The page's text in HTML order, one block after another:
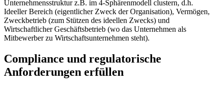
Unternehmensstruktur z.B. im 4-Sphärenmodell clustern, d.h.
Ideeller Bereich (eigentlicher Zweck der Organisation), Vermögen,
Zweckbetrieb (zum Stützen des ideellen Zwecks) und
Wirtschaftlicher Geschäftsbetrieb (wo das Unternehmen als
Mitbewerber zu Wirtschaftsunternehmen steht).
Compliance und regulatorische
Anforderungen erfüllen